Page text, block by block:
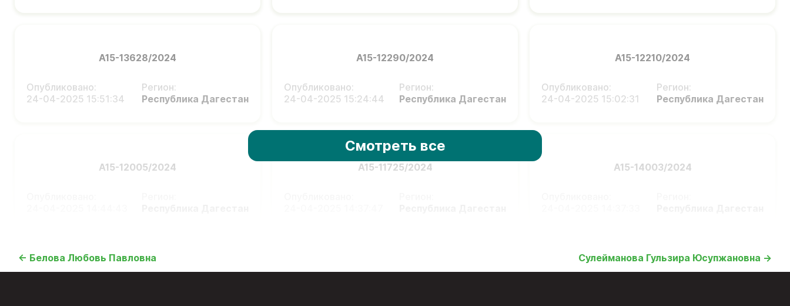
А15-13628/2024
Опубликовано:
24-04-2025 15:51:34
Регион:
Республика Дагестан
А15-12290/2024
Опубликовано:
24-04-2025 15:24:44
Регион:
Республика Дагестан
А15-12210/2024
Опубликовано:
24-04-2025 15:02:31
Регион:
Республика Дагестан
А15-12005/2024 А15-11725/2024 А15-14003/2024
Смотреть все
← Белова Любовь Павловна Сулейманова Гульзира Юсупжановна →